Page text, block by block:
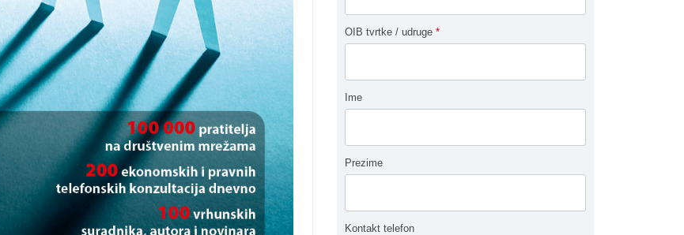
OIB tvrtke / udruge *
Ime
Prezime
Kontakt telefon